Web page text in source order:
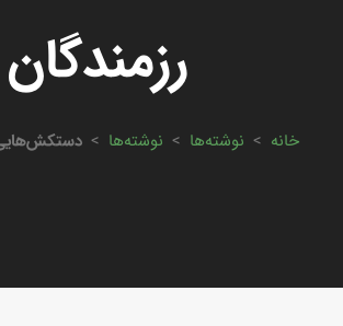
رزمندگان
خانه > نوشته‌ها > نوشته‌ها >